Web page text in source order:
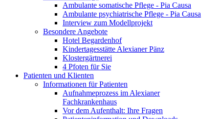
Ambulante somatische Pflege - Pia Causa
Ambulante psychiatrische Pflege - Pia Causa
Interview zum Modellprojekt
Besondere Angebote
Hotel Begardenhof
Kindertagesstätte Alexianer Pänz
Klostergärtnerei
4 Pfoten für Sie
Patienten und Klienten
Informationen für Patienten
Aufnahmeprozess im Alexianer
Fachkrankenhaus
Vor dem Aufenthalt: Ihre Fragen